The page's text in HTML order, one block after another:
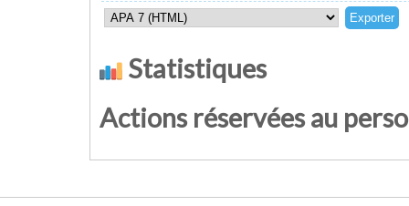
Statistiques
Actions réservées au